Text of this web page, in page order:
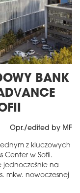
BANK
Opr./edited by MF
z kluczowych
Center w Sofii.
jednocześnie na
mkw. nowoczesnej